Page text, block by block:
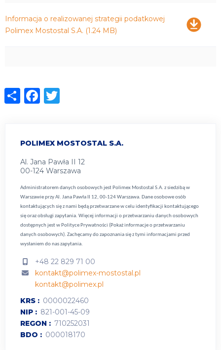
POLIMEX MOSTOSTAL S.A.
Al. Jana Pawła II 12
00-124 Warszawa
Administratorem danych osobowych jest Polimex Mostostal S.A. z siedzibą w
Warszawie przy Al. Jana Pawła II 12, 00-124 Warszawa. Dane osobowe osób
kontaktujących się z nami będą przetwarzane w celu identyfikacji kontaktującego
się oraz obsługi zapytania. Więcej informacji o przetwarzaniu danych osobowych
dostępnych jest wPolityce Prywatności (Pokaż informacje o przetwarzaniu
danych osobowych). Zachęcamy do zapoznania się z tymi informacjami przed
wysłaniem do nas zapytania.
+48 22 829 71 00
kontakt@polimex-mostostal.pl
kontakt@polimex.pl
KRS
0000022460
NIP
821-001-45-09
REGON
710252031
BDO
000018170
Pobierz
Informacja o realizowanej strategii podatkowej
Polimex Mostostal S.A. (1.24 MB)
ShareFacebook